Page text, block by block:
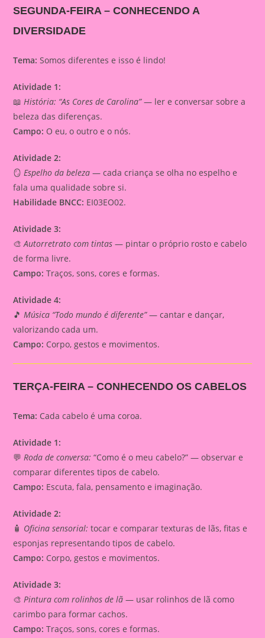
SEGUNDA-FEIRA – CONHECENDO A
DIVERSIDADE
Tema: Somos diferentes e isso é lindo!
Atividade 1:
📖História: “As Cores de Carolina”— ler e conversar sobre a
beleza das diferenças.
Campo: O eu, o outro e o nós.
Atividade 2:
🪞Espelho da beleza — cada criança se olha no espelho e
fala uma qualidade sobre si.
Habilidade BNCC: EI03EO02.
Atividade 3:
🎨Autorretrato com tintas — pintar o próprio rosto e cabelo
de forma livre.
Campo: Traços, sons, cores e formas.
Atividade 4:
🎵Música “Todo mundo é diferente”— cantar e dançar,
valorizando cada um.
Campo: Corpo, gestos e movimentos.
TERÇA-FEIRA – CONHECENDO OS CABELOS
Tema: Cada cabelo é uma coroa.
Atividade 1:
💬Roda de conversa: “Como é o meu cabelo?” — observar e
comparar diferentes tipos de cabelo.
Campo: Escuta, fala, pensamento e imaginação.
Atividade 2:
🧴 Oficina sensorial: tocar e comparar texturas de lãs, fitas e
esponjas representando tipos de cabelo.
Campo: Corpo, gestos e movimentos.
Atividade 3:
🎨Pintura com rolinhos de lã — usar rolinhos de lã como
carimbo para formar cachos.
Campo: Traços, sons, cores e formas.